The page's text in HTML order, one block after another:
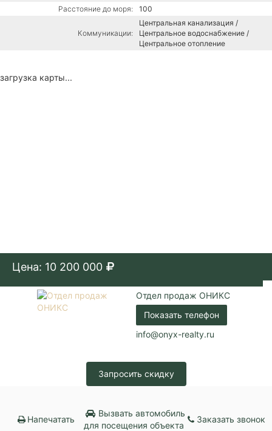
Расстояние до моря:
100
Коммуникации:
Центральная канализация /
Центральное водоснабжение /
Центральное отопление
загрузка карты...
Цена: 10 200 000
Отдел продаж ОНИКС
Показать телефон
info@onyx-realty.ru
Запросить скидку
Напечатать
Вызвать автомобиль
для посещения объекта
Заказать звонок